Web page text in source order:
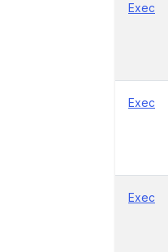
Exec
Exec
Exec